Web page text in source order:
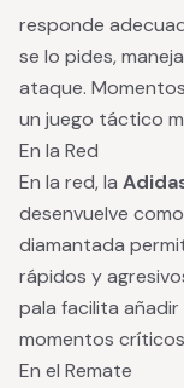
responde
se lo pides,
ataque.
un juego táctico
En la Red
En la red, la
desenvuelve
diamantada
rápidos y
pala facilita
momentos
En el Remate